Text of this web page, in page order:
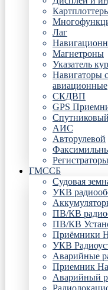
Лаг
Магнетроны
Указатель
Навигаторы
авиационные
СКДВП
GPS
АИС
Авторулевой
ГМССБ
Судовая
УКВ
ПВ/КВ
ПВ/КВ
Приёмники
УКВ
Аварийные
Приемник
Аварийный